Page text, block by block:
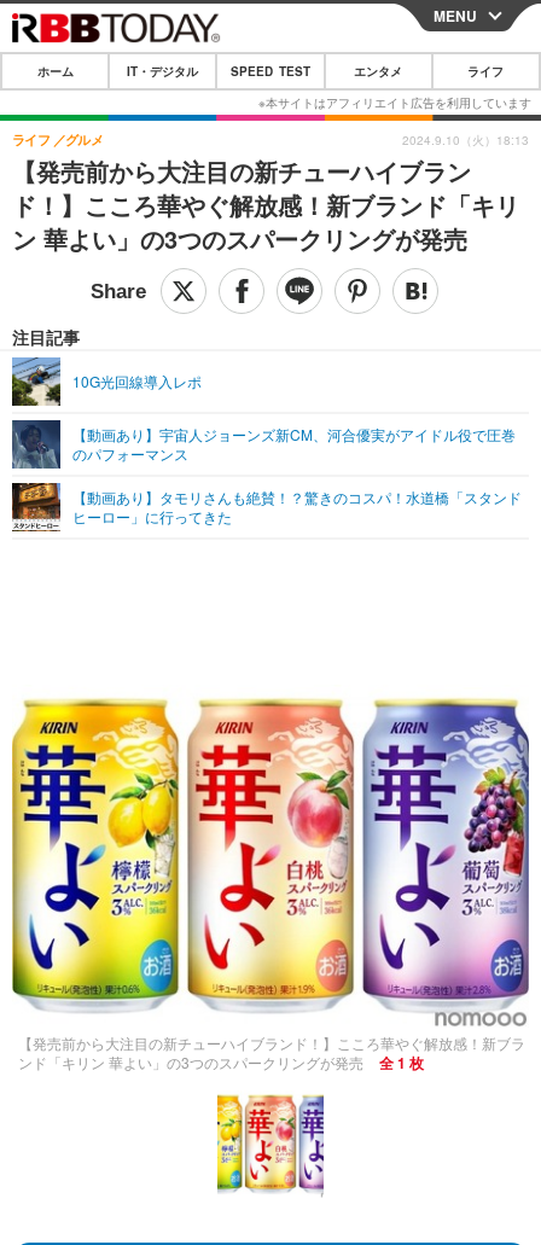
CLOSE
ホーム
IT・デジタル
IT・デジタルTOP スマートフォン
ネタ ガジェット・ツール
ショッピング その他
SPEED TEST
エンタメ
エンタメTOP 映画・ドラマ
音楽
グラビア ブログ
ペット
その他
リリース一覧
プッシュ通知の停止方法
MENU
ホーム IT・デジタル SPEED TEST エンタメ ライフ
【発売前から大注目の新チューハイブラン
ド！】こころ華やぐ解放感！新ブランド「キリ
ン 華よい」の3つのスパークリングが発売
ライフ グルメ
注目記事
10G光回線導入レポ
【動画あり】宇宙人ジョーンズ新CM、河合優実がアイドル役で圧巻
のパフォーマンス
【動画あり】タモリさんも絶賛！？驚きのコスパ！水道橋「スタンド
ヒーロー」に行ってきた
2024.9.10（火）18:13
【発売前から大注目の新チューハイブランド！】こころ華やぐ解放感！新ブラ
ンド「キリン 華よい」の3つのスパークリングが発売
全 1 枚